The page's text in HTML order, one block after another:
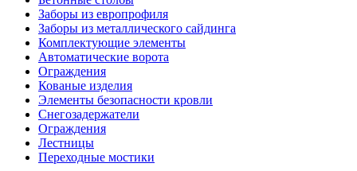
Заборы из европрофиля
Заборы из металлического сайдинга
Комплектующие элементы
Автоматические ворота
Ограждения
Кованые изделия
Элементы безопасности кровли
Снегозадержатели
Ограждения
Лестницы
Переходные мостики